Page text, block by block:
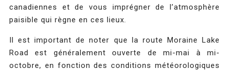
canadiennes et de vous imprégner de l’atmosphère
paisible qui règne en ces lieux.
Il est important de noter que la route Moraine Lake
Road est généralement ouverte de mi-mai à mi-
octobre, en fonction des conditions météorologiques